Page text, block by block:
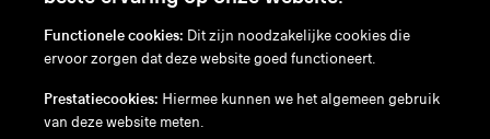
en/nl/fr/de
Disclaimer
Functionele cookies: Dit zijn noodzakelijke cookies die
ervoor zorgen dat deze website goed functioneert.
Prestatiecookies: Hiermee kunnen we het algemeen gebruik
van deze website meten.